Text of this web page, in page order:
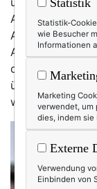
Achtsamkeits-
Achtsamkeits-
der Häufigkeit
überall zu sein,
wirklich?
Statistik
Statistik-
wie Besucher
Informationen
Marketing
verwendet, um
dies, indem sie
Externe
Verwendung
Einbinden von